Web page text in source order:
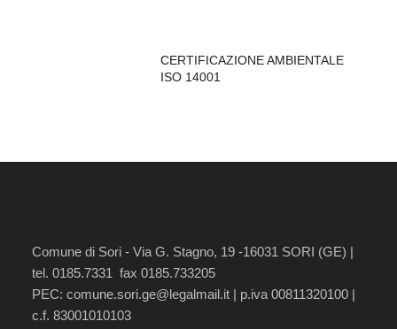
CERTIFICAZIONE AMBIENTALE
ISO 14001
Comune di Sori - Via G. Stagno, 19 -16031 SORI (GE) |
tel. 0185.7331 fax 0185.733205
PEC: comune.sori.ge@legalmail.it | p.iva 00811320100 |
c.f. 83001010103